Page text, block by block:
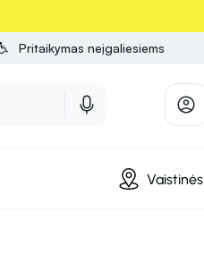
Pritaikymas neįgaliesiems
Vaistinės